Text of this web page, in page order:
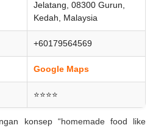
Jelatang, 08300 Gurun,
Kedah, Malaysia
+60179564569
Google Maps
⭐⭐⭐⭐
konsep “homemade food like